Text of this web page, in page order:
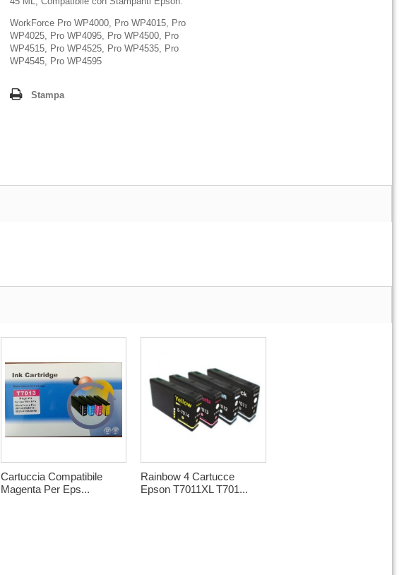
WorkForce Pro WP4000, Pro WP4015, Pro
WP4025, Pro WP4095, Pro WP4500, Pro
WP4515, Pro WP4525, Pro WP4535, Pro
WP4545, Pro WP4595
Stampa
Cartuccia Compatibile
Magenta Per Eps...
Rainbow 4 Cartucce
Epson T7011XL T701...